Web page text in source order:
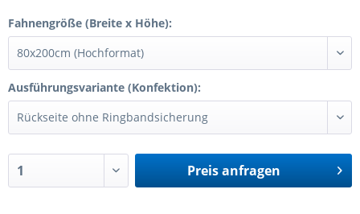
Fahnengröße (Breite x Höhe):
Ausführungsvariante (Konfektion):
Preis anfragen